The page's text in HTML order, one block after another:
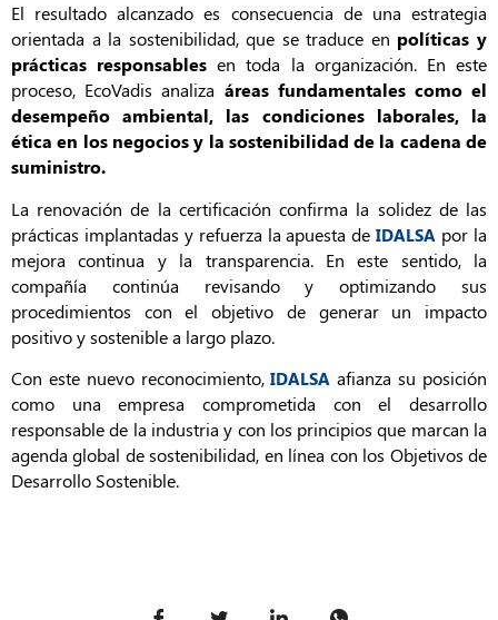
El resultado alcanzado es consecuencia de una estrategia
orientada a la sostenibilidad, que se traduce en políticas y
prácticas responsables en toda la organización. En este
proceso, EcoVadis analiza áreas fundamentales como el
desempeño ambiental, las condiciones laborales, la
ética en los negocios y la sostenibilidad de la cadena de
suministro.
La renovación de la certificación confirma la solidez de las
prácticas implantadas y refuerza la apuesta deIDALSA por la
mejora continua y la transparencia. En este sentido, la
compañía continúa revisando y optimizando sus
procedimientos con el objetivo de generar un impacto
positivo y sostenible a largo plazo.
Con este nuevo reconocimiento,IDALSA afianza su posición
como una empresa comprometida con el desarrollo
responsable de la industria y con los principios que marcan la
agenda global de sostenibilidad, en línea con los Objetivos de
Desarrollo Sostenible.